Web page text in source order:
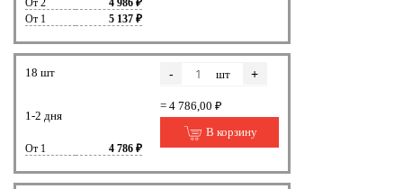
От 1
5 137 ₽
18 шт
1-2 дня
От 1 4 786 ₽
- шт +
= 4 786,00 ₽
В корзину